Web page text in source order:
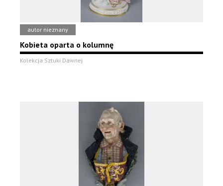
autor nieznany
Kobieta oparta o kolumnę
Kolekcja Sztuki Dawnej